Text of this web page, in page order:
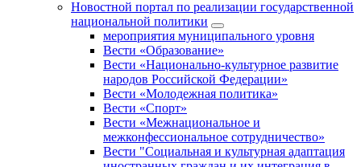
Новостной портал по реализации государственной
национальной политики
мероприятия муниципального уровня
Вести «Образование»
Вести «Национально-культурное развитие
народов Российской Федерации»
Вести «Молодежная политика»
Вести «Спорт»
Вести «Межнациональное и
межконфессиональное сотрудничество»
Вести "Социальная и культурная адаптация